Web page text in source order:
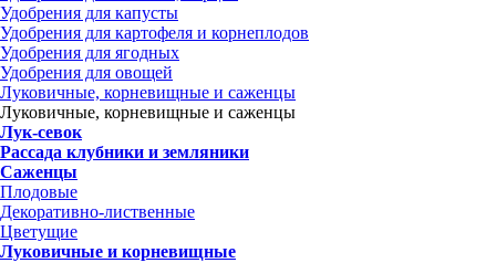
Удобрения для капусты
Удобрения для картофеля и корнеплодов
Удобрения для ягодных
Удобрения для овощей
Луковичные, корневищные и саженцы
Луковичные, корневищные и саженцы
Лук-севок
Рассада клубники и земляники
Саженцы
Плодовые
Декоративно-лиственные
Цветущие
Луковичные и корневищные